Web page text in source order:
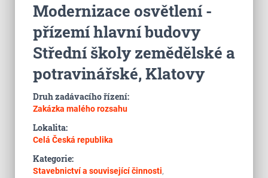
Modernizace osvětlení -
přízemí hlavní budovy
Střední školy zemědělské a
potravinářské, Klatovy
Druh zadávacího řízení:
Zakázka malého rozsahu
Lokalita:
Celá Česká republika
Kategorie:
Stavebnictví a související činnosti,